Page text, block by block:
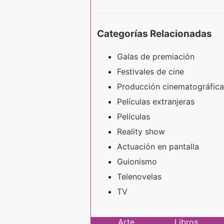
Categorías Relacionadas
Galas de premiación
Festivales de cine
Producción cinematográfica
Películas extranjeras
Películas
Reality show
Actuación en pantalla
Guionismo
Telenovelas
TV
Arte Libros